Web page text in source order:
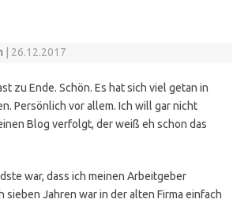
| 26.12.2017
zu Ende. Schön. Es hat sich viel getan in
Persönlich vor allem. Ich will gar nicht
Blog verfolgt, der weiß eh schon das
war, dass ich meinen Arbeitgeber
sieben Jahren war in der alten Firma einfach